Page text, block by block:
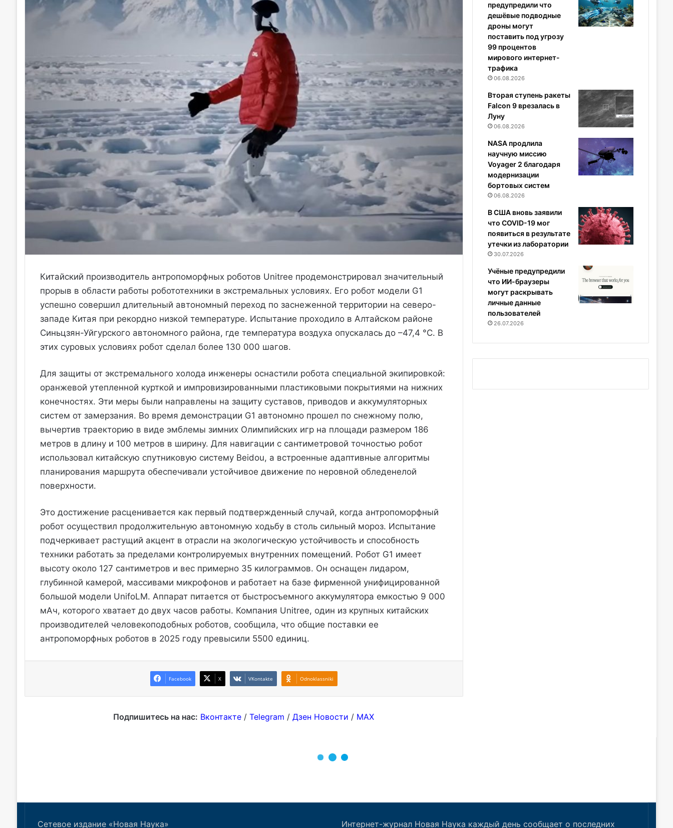
Сетевое издание «Новая Наука» Интернет-журнал Новая Наука каждый день сообщает о последних